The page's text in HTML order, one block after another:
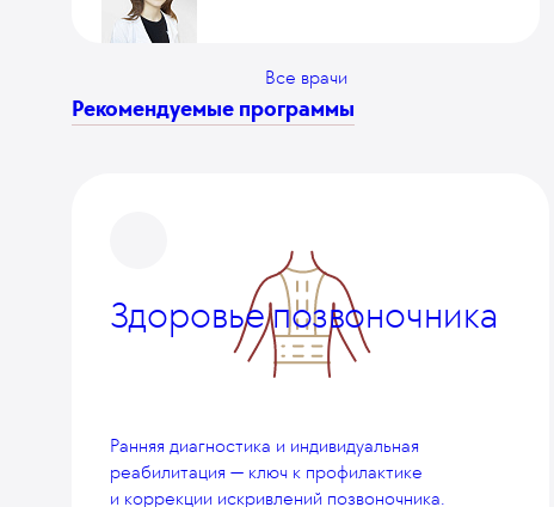
Все врачи
Рекомендуемые программы
Здоровье позвоночника
Ранняя диагностика и индивидуальная
реабилитация — ключ к профилактике
и коррекции искривлений позвоночника.